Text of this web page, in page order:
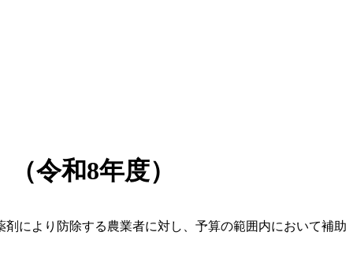
令和8年度）
により防除する農業者に対し、予算の範囲内において補助